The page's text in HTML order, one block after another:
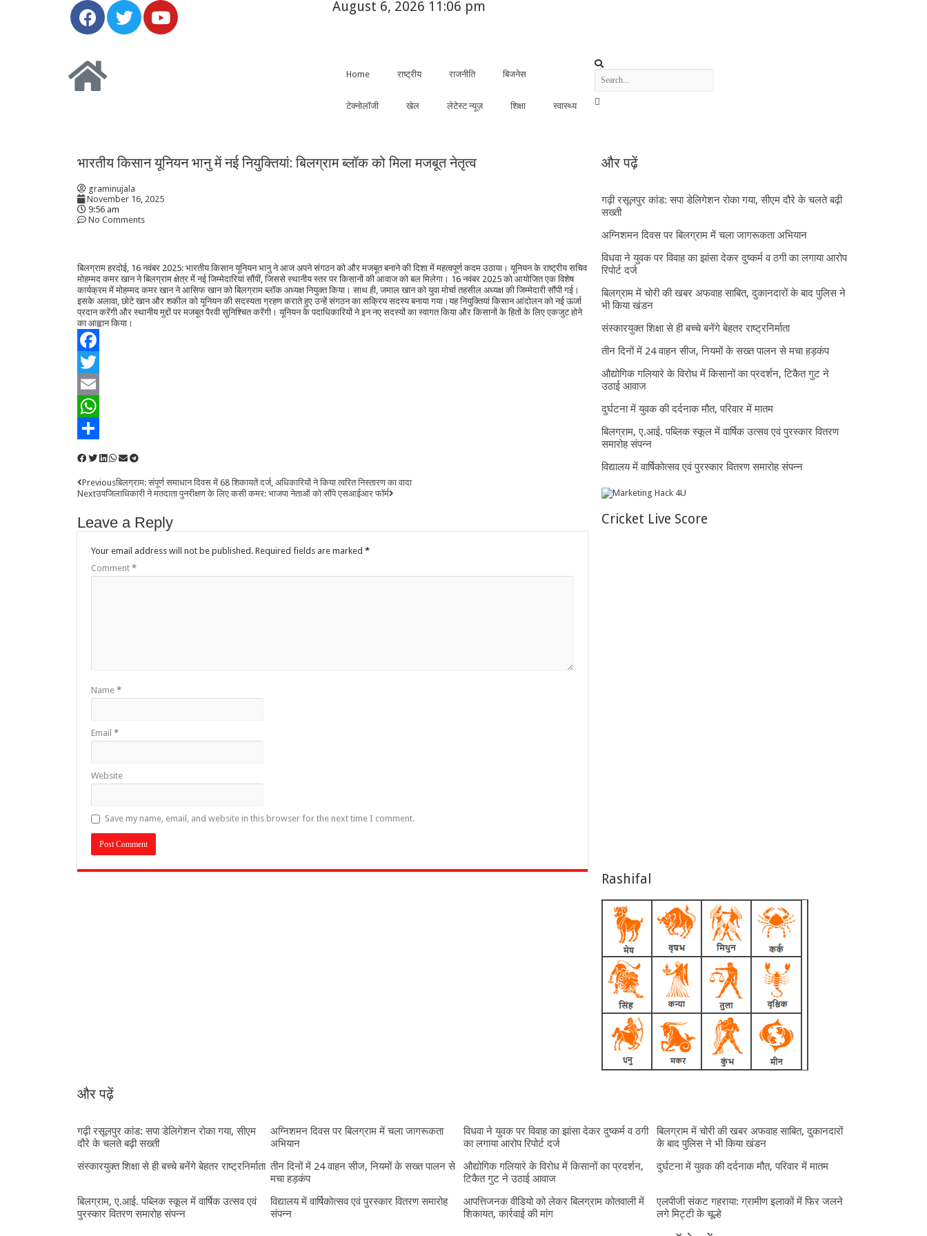
August 6, 2026 11:06 pm
Home राष्ट्रीय राजनीति बिजनेस
टेक्नोलॉजी खेल लेटेस्ट न्यूज़ शिक्षा स्वास्थ्य
भारतीय किसान यूनियन भानु में नई नियुक्तियां: बिलग्राम ब्लॉक को मिला मजबूत नेतृत्व
graminujala
November 16, 2025
9:56 am
No Comments
बिलग्राम हरदोई, 16 नवंबर 2025: भारतीय किसान यूनियन भानु ने आज अपने संगठन को और मजबूत बनाने की दिशा में महत्वपूर्ण कदम उठाया। यूनियन के राष्ट्रीय सचिव
मोहम्मद कमर खान ने बिलग्राम क्षेत्र में नई जिम्मेदारियां सौंपीं, जिससे स्थानीय स्तर पर किसानों की आवाज को बल मिलेगा। 16 नवंबर 2025 को आयोजित एक विशेष
कार्यक्रम में मोहम्मद कमर खान ने आसिफ खान को बिलग्राम ब्लॉक अध्यक्ष नियुक्त किया। साथ ही, जमाल खान को युवा मोर्चा तहसील अध्यक्ष की जिम्मेदारी सौंपी गई।
इसके अलावा, छोटे खान और शकील को यूनियन की सदस्यता ग्रहण कराते हुए उन्हें संगठन का सक्रिय सदस्य बनाया गया।यह नियुक्तियां किसान आंदोलन को नई ऊर्जा
प्रदान करेंगी और स्थानीय मुद्दों पर मजबूत पैरवी सुनिश्चित करेंगी। यूनियन के पदाधिकारियों ने इन नए सदस्यों का स्वागत किया और किसानों के हितों के लिए एकजुट होने
का आह्वान किया।
Facebook
Twitter
Email
WhatsApp
Previousबिलग्राम: संपूर्ण समाधान दिवस में 68 शिकायतें दर्ज, अधिकारियों ने किया त्वरित निस्तारण का वादा
Nextउपजिलाधिकारी ने मतदाता पुनरीक्षण के लिए कसी कमर: भाजपा नेताओं को सौंपे एसआईआर फॉर्म
Leave a Reply
Your email address will not be published. Required fields are marked *
Comment *
Name *
Email *
Website
Save my name, email, and website in this browser for the next time I comment.
और पढ़ें
गढ़ी रसूलपुर कांड: सपा डेलिगेशन रोका गया, सीएम दौरे के चलते बढ़ी
सख्ती
अग्निशमन दिवस पर बिलग्राम में चला जागरूकता अभियान
विधवा ने युवक पर विवाह का झांसा देकर दुष्कर्म व ठगी का लगाया आरोप
रिपोर्ट दर्ज
बिलग्राम में चोरी की खबर अफवाह साबित, दुकानदारों के बाद पुलिस ने
भी किया खंडन
संस्कारयुक्त शिक्षा से ही बच्चे बनेंगे बेहतर राष्ट्रनिर्माता
तीन दिनों में 24 वाहन सीज, नियमों के सख्त पालन से मचा हड़कंप
औद्योगिक गलियारे के विरोध में किसानों का प्रदर्शन, टिकैत गुट ने
उठाई आवाज
दुर्घटना में युवक की दर्दनाक मौत, परिवार में मातम
बिलग्राम, ए.आई. पब्लिक स्कूल में वार्षिक उत्सव एवं पुरस्कार वितरण
समारोह संपन्न
विद्यालय में वार्षिकोत्सव एवं पुरस्कार वितरण समारोह संपन्न
Cricket Live Score
Rashifal
और पढ़ें
गढ़ी रसूलपुर कांड: सपा डेलिगेशन रोका गया, सीएम
दौरे के चलते बढ़ी सख्ती
अग्निशमन दिवस पर बिलग्राम में चला जागरूकता
अभियान
विधवा ने युवक पर विवाह का झांसा देकर दुष्कर्म व ठगी
का लगाया आरोप रिपोर्ट दर्ज
बिलग्राम में चोरी की खबर अफवाह साबित, दुकानदारों
के बाद पुलिस ने भी किया खंडन
संस्कारयुक्त शिक्षा से ही बच्चे बनेंगे बेहतर राष्ट्रनिर्माता तीन दिनों में 24 वाहन सीज, नियमों के सख्त पालन से
मचा हड़कंप
औद्योगिक गलियारे के विरोध में किसानों का प्रदर्शन,
टिकैत गुट ने उठाई आवाज
दुर्घटना में युवक की दर्दनाक मौत, परिवार में मातम
बिलग्राम, ए.आई. पब्लिक स्कूल में वार्षिक उत्सव एवं
पुरस्कार वितरण समारोह संपन्न
विद्यालय में वार्षिकोत्सव एवं पुरस्कार वितरण समारोह
संपन्न
आपत्तिजनक वीडियो को लेकर बिलग्राम कोतवाली में
शिकायत, कार्रवाई की मांग
एलपीजी संकट गहराया: ग्रामीण इलाकों में फिर जलने
लगे मिट्टी के चूल्हे